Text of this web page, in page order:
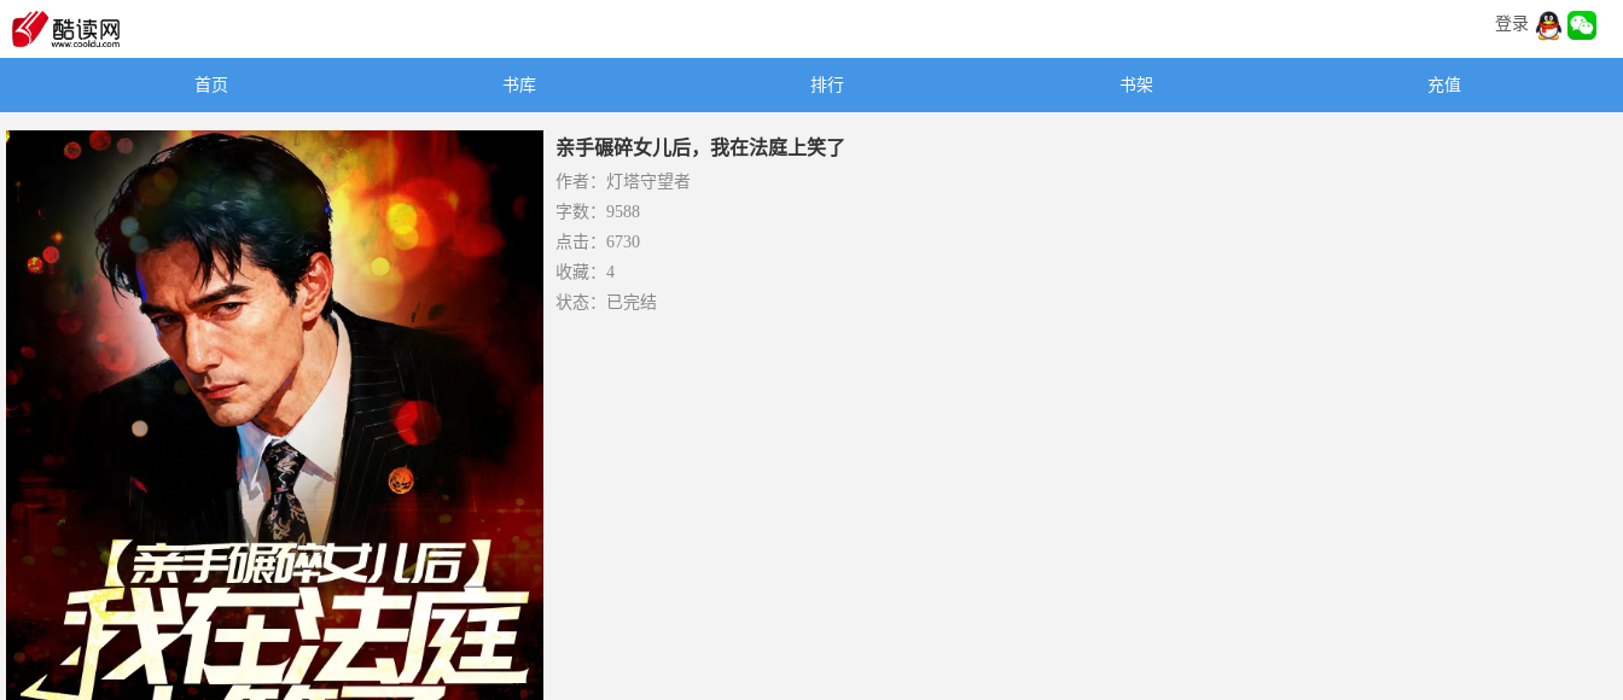
登录
首页 书库 排行 书架 充值
亲手碾碎女儿后，我在法庭上笑了
作者：灯塔守望者
字数：9588
点击：6730
收藏：4
状态：已完结